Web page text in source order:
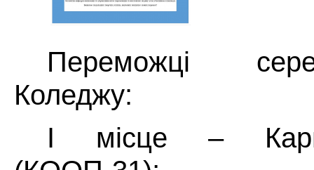
Переможці
Коледжу:
І місце –